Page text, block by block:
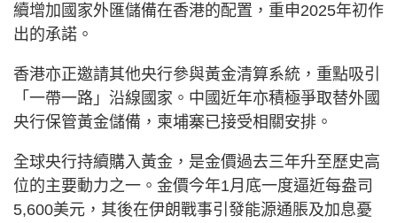
續增加國家外匯儲備在香港的配置，重申2025年初作
出的承諾。
香港亦正邀請其他央行參與黃金清算系統，重點吸引
「一帶一路」沿線國家。中國近年亦積極爭取替外國
央行保管黃金儲備，柬埔寨已接受相關安排。
全球央行持續購入黃金，是金價過去三年升至歷史高
位的主要動力之一。金價今年1月底一度逼近每盎司
5,600美元，其後在伊朗戰事引發能源通脹及加息憂